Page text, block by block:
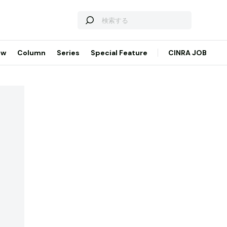
Column Series Special Feature CINRA JOB